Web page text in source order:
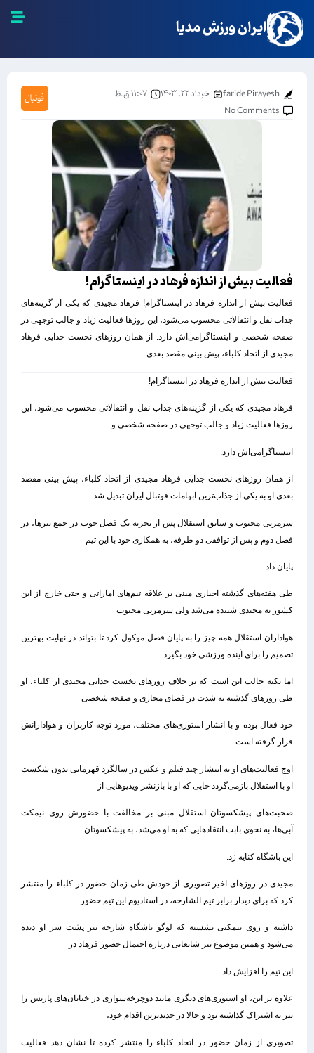
ایران ورزش مدیا
faride Pirayesh خرداد ۲۲, ۱۴۰۳
۱۱:۰۷ ق.ظ
No Comments
فوتبال
فعالیت بیش از اندازه فرهاد در اینستاگرام!
فعالیت بیش از اندازه فرهاد در اینستاگرام! فرهاد مجیدی که یکی از گزینه‌های
جذاب نقل و انتقالاتی محسوب می‌شود، این روزها فعالیت زیاد و جالب توجهی در
صفحه شخصی و اینستاگرامی‌اش دارد. از همان روزهای نخست جدایی فرهاد
مجیدی از اتحاد کلباء، پیش بینی مقصد بعدی
فعالیت بیش از اندازه فرهاد در اینستاگرام!
فرهاد مجیدی که یکی از گزینه‌های جذاب نقل و انتقالاتی محسوب می‌شود، این
روزها فعالیت زیاد و جالب توجهی در صفحه شخصی و
اینستاگرامی‌اش دارد.
از همان روزهای نخست جدایی فرهاد مجیدی از اتحاد کلباء، پیش بینی مقصد
بعدی او به یکی از جذاب‌ترین ابهامات فوتبال ایران تبدیل شد.
سرمربی محبوب و سابق استقلال پس از تجربه یک فصل خوب در جمع ببرها، در
فصل دوم و پس از توافقی دو طرفه، به همکاری خود با این تیم
پایان داد.
طی هفته‌های گذشته اخباری مبنی بر علاقه تیم‌های اماراتی و حتی خارج از این
کشور به مجیدی شنیده می‌شد ولی سرمربی محبوب
هواداران استقلال همه چیز را به پایان فصل موکول کرد تا بتواند در نهایت بهترین
تصمیم را برای آینده ورزشی خود بگیرد.
اما نکته جالب این است که بر خلاف روزهای نخست جدایی مجیدی از کلباء، او
طی روزهای گذشته به شدت در فضای مجازی و صفحه شخصی
خود فعال بوده و با انشار استوری‌های مختلف، مورد توجه کاربران و هوادارانش
قرار گرفته است.
اوج فعالیت‌های او به انتشار چند فیلم و عکس در سالگرد قهرمانی بدون شکست
او با استقلال بازمی‌گردد جایی که او با بازنشر ویدیوهایی از
صحبت‌های پیشکسوتان استقلال مبنی بر مخالفت با حضورش روی نیمکت
آبی‌ها، به نحوی بابت انتقادهایی که به او می‌شد، به پیشکسوتان
این باشگاه کنایه زد.
مجیدی در روزهای اخیر تصویری از خودش طی زمان حضور در کلباء را منتشر
کرد که برای دیدار برابر تیم الشارجه، در استادیوم این تیم حضور
داشته و روی نیمکتی نشسته که لوگو باشگاه شارجه نیز پشت سر او دیده
می‌شود و همین موضوع نیز شایعاتی درباره احتمال حضور فرهاد در
این تیم را افزایش داد.
علاوه بر این، او استوری‌های دیگری مانند دوچرخه‌سواری در خیابان‌های پاریس را
نیز به اشتراک گذاشته بود و حالا در جدیدترین اقدام خود،
تصویری از زمان حضور در اتحاد کلباء را منتشر کرده تا نشان دهد فعالیت